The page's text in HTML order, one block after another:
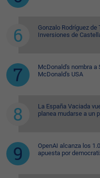
Gonzalo Rodríguez
Inversiones de
McDonald's nombra a
McDonald's USA
La España Vaciada
planea mudarse a un
OpenAI alcanza los
apuesta por